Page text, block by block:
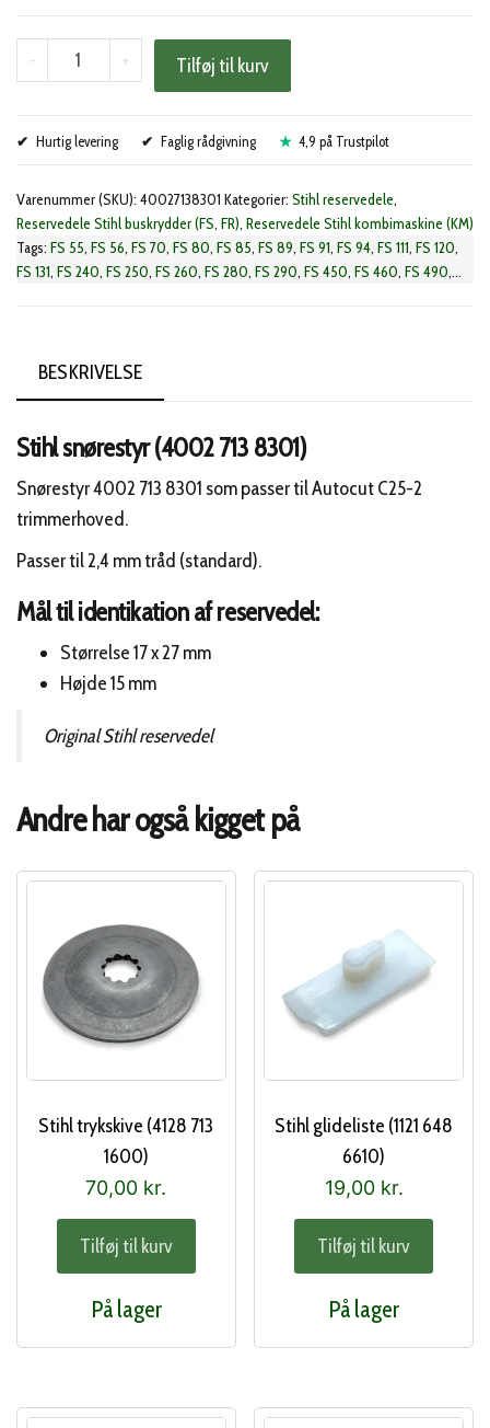
-
Stihl
snørestyr
713
antal
+ Tilføj til kurv
Hurtig levering Faglig rådgivning 4,9 på Trustpilot
Varenummer (SKU): 40027138301 Kategorier: Stihl reservedele,
Reservedele Stihl buskrydder (FS, FR), Reservedele Stihl kombimaskine (KM)
Tags: FS 55, FS 56, FS 70, FS 80, FS 85, FS 89, FS 91, FS 94, FS 111, FS 120,
FS 131, FS 240, FS 250, FS 260, FS 280, FS 290, FS 450, FS 460, FS 490,
BESKRIVELSE
Stihl snørestyr (4002 713 8301)
Snørestyr 4002 713 8301 som passer til Autocut C25-2
trimmerhoved.
Passer til 2,4 mm tråd (standard).
Mål til identikation af reservedel:
Størrelse 17 x 27 mm
Højde 15 mm
Original Stihl reservedel
Andre har også kigget på
Stihl trykskive (4128 713
1600)
70,00 kr.
Tilføj til kurv
På lager
Stihl glideliste (1121 648
6610)
19,00 kr.
Tilføj til kurv
På lager